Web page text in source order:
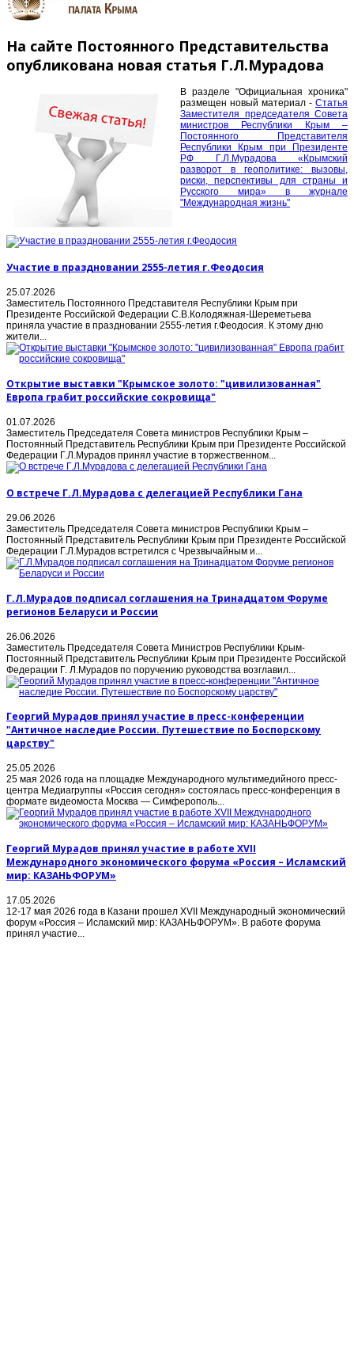
На сайте Постоянного Представительства
опубликована новая статья Г.Л.Мурадова
В разделе "Официальная хроника"
размещен новый материал - Статья
Заместителя председателя Совета
министров Республики Крым –
Постоянного Представителя
Республики Крым при Президенте
РФ Г.Л.Мурадова «Крымский
разворот в геополитике: вызовы,
риски, перспективы для страны и
Русского мира» в журнале
"Международная жизнь"
Участие в праздновании 2555-летия г.Феодосия
25.07.2026
Заместитель Постоянного Представителя Республики Крым при
Президенте Российской Федерации С.В.Колодяжная-Шереметьева
приняла участие в праздновании 2555-летия г.Феодосия. К этому дню
жители...
Открытие выставки "Крымское золото: "цивилизованная"
Европа грабит российские сокровища"
01.07.2026
Заместитель Председателя Совета министров Республики Крым –
Постоянный Представитель Республики Крым при Президенте Российской
Федерации Г.Л.Мурадов принял участие в торжественном...
О встрече Г.Л.Мурадова с делегацией Республики Гана
29.06.2026
Заместитель Председателя Совета министров Республики Крым –
Постоянный Представитель Республики Крым при Президенте Российской
Федерации Г.Л.Мурадов встретился с Чрезвычайным и...
Г.Л.Мурадов подписал соглашения на Тринадцатом Форуме
регионов Беларуси и России
26.06.2026
Заместитель Председателя Совета Министров Республики Крым-
Постоянный Представитель Республики Крым при Президенте Российской
Федерации Г. Л.Мурадов по поручению руководства возглавил...
Георгий Мурадов принял участие в пресс-конференции
"Античное наследие России. Путешествие по Боспорскому
царству"
25.05.2026
25 мая 2026 года на площадке Международного мультимедийного пресс-
центра Медиагруппы «Россия сегодня» состоялась пресс-конференция в
формате видеомоста Москва — Симферополь...
Георгий Мурадов принял участие в работе XVII
Международного экономического форума «Россия – Исламский
мир: КАЗАНЬФОРУМ»
17.05.2026
12-17 мая 2026 года в Казани прошел XVII Международный экономический
форум «Россия – Исламский мир: КАЗАНЬФОРУМ». В работе форума
принял участие...